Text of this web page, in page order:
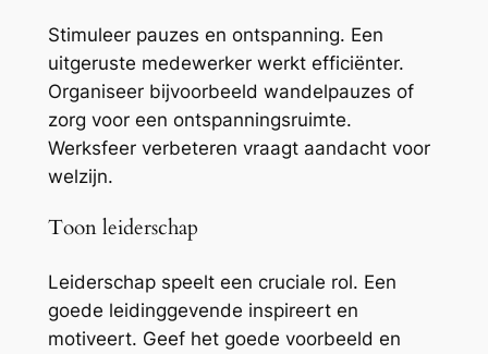
Stimuleer pauzes en ontspanning. Een
uitgeruste medewerker werkt efficiënter.
Organiseer bijvoorbeeld wandelpauzes of
zorg voor een ontspanningsruimte.
Werksfeer verbeteren vraagt aandacht voor
welzijn.
Toon leiderschap
Leiderschap speelt een cruciale rol. Een
goede leidinggevende inspireert en
motiveert. Geef het goede voorbeeld en